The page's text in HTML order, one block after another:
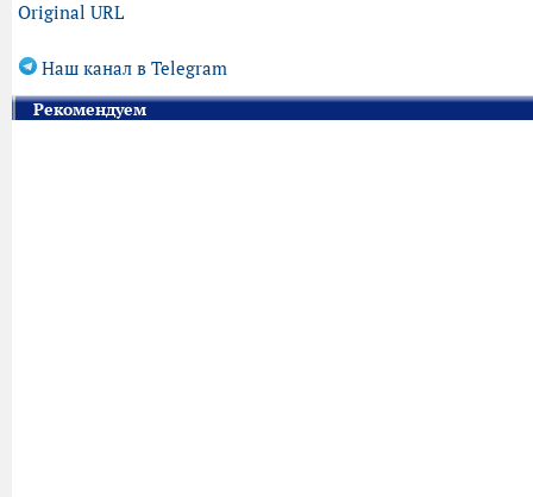
Original URL
Наш канал в Telegram
Рекомендуем